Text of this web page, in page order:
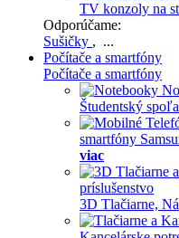
TV konzoly na
Odporúčame:
Sušičky , ...
Počítače a smartfóny
Počítače a smartfóny
Študentský
smartfóny
viac
príslušenstvo
3D Tlačiarne,